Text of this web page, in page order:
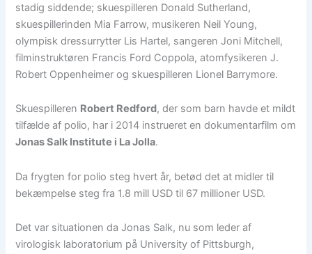
stadig siddende; skuespilleren Donald Sutherland,
skuespillerinden Mia Farrow, musikeren Neil Young,
olympisk dressurrytter Lis Hartel, sangeren Joni Mitchell,
filminstruktøren Francis Ford Coppola, atomfysikeren J.
Robert Oppenheimer og skuespilleren Lionel Barrymore.
Skuespilleren Robert Redford, der som barn havde et mildt
tilfælde af polio, har i 2014 instrueret en dokumentarfilm om
Jonas Salk Institute i La Jolla.
Da frygten for polio steg hvert år, betød det at midler til
bekæmpelse steg fra 1.8 mill USD til 67 millioner USD.
Det var situationen da Jonas Salk, nu som leder af
virologisk laboratorium på University of Pittsburgh,